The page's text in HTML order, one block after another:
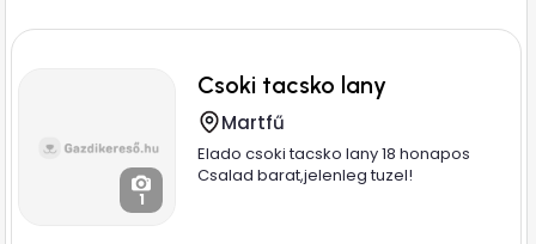
1
Csoki tacsko lany
Martfű
Elado csoki tacsko lany 18 honapos
Csalad barat,jelenleg tuzel!